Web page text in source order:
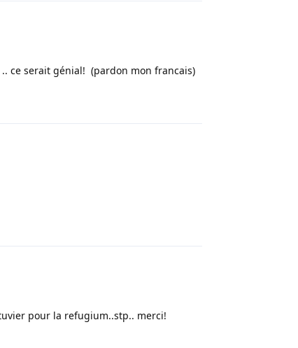
ce serait génial! (pardon mon francais)
pour la refugium..stp.. merci!